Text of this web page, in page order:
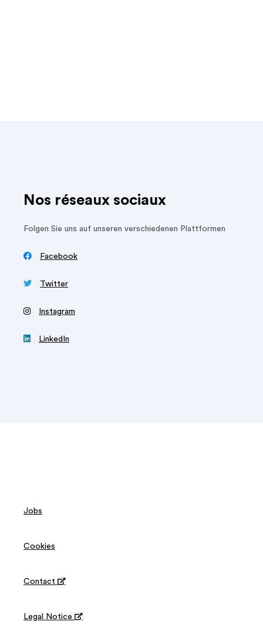
Nos réseaux sociaux
Folgen Sie uns auf unseren verschiedenen Plattformen
 Facebook
 Twitter
‍ Instagram
 LinkedIn
Jobs
Cookies
Contact 
Legal Notice 